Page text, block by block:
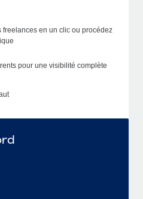
freelances en un clic ou procédez
pour une visibilité complète